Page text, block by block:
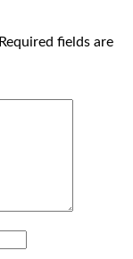
Required fields are